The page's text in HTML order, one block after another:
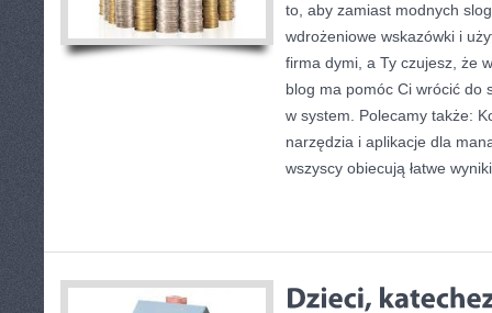
to, aby zamiast modnych
wdrożeniowe wskazówki i
firma dymi, a Ty czujesz, że
blog ma pomóc Ci wrócić do
w system. Polecamy także:
narzędzia i aplikacje dla
wszyscy obiecują łatwe